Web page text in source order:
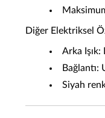
Diğer Elektriksel
Arka
Bağlantı:
Siyah